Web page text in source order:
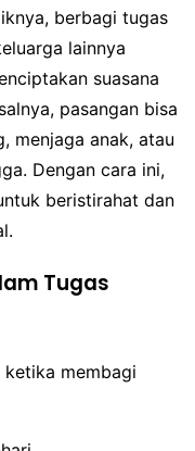
berbagi tugas
lainnya
suasana
pasangan bisa
menjaga anak, atau
Dengan cara ini,
beristirahat dan
Tugas
membagi